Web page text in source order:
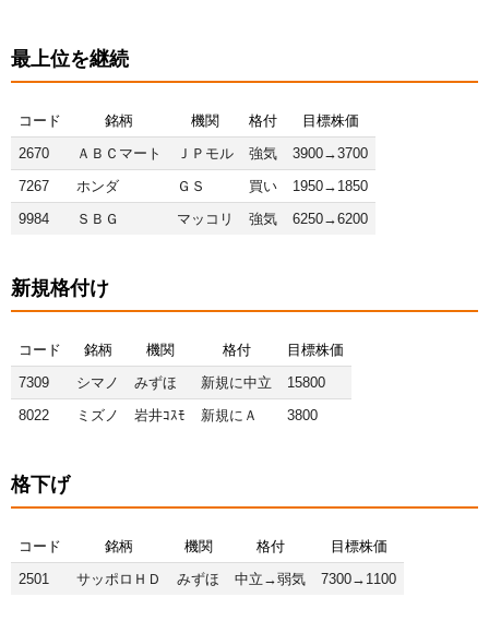
最上位を継続
コード 銘柄 機関 格付
目標株価
2670
ＡＢＣマート ＪＰモル 強気
3900→3700
7267
ホンダ ＧＳ 買い
1950→1850
9984
ＳＢＧ マッコリ 強気 6250→6200
新規格付け
コード 銘柄 機関 格付
目標株価
7309
シマノ みずほ 新規に中立
15800
8022
ミズノ 岩井ｺｽﾓ 新規にＡ 3800
格下げ
コード 銘柄 機関 格付
目標株価
2501
サッポロＨＤ みずほ 中立→弱気 7300→1100